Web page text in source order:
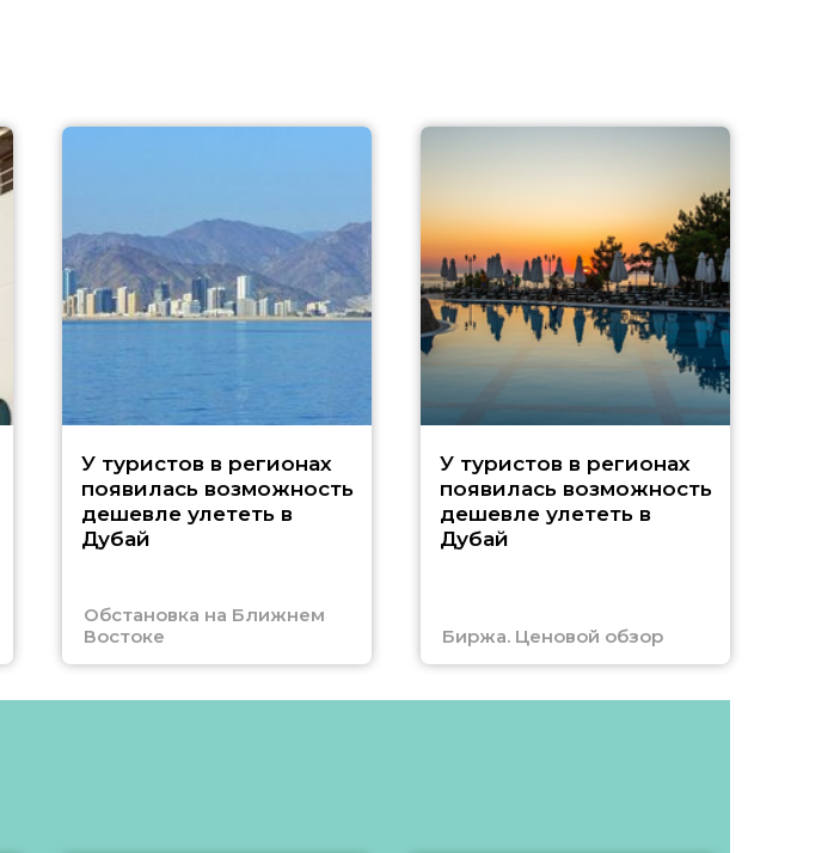
У туристов в регионах
появилась возможность
дешевле улететь в
Дубай
Обстановка на Ближнем
Востоке
У туристов в регионах
появилась возможность
дешевле улететь в
Дубай
Биржа. Ценовой обзор